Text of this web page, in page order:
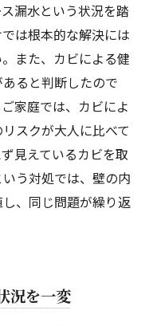
漏水という状況を踏
は根本的な解決には
また、カビによる健
ると判断したので
家庭では、カビによ
スクが大人に比べて
見えているカビを取
う対処では、壁の内
、同じ問題が繰り返
況を一変